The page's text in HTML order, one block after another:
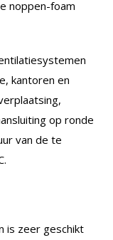
noppen-foam
kantoren en
op ronde
van de te
is zeer geschikt